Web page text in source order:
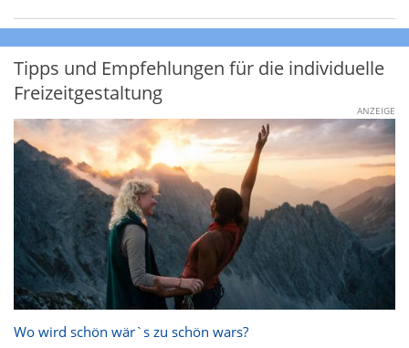
Tipps und Empfehlungen für die individuelle
Freizeitgestaltung
ANZEIGE
Wo wird schön wär`s zu schön wars?